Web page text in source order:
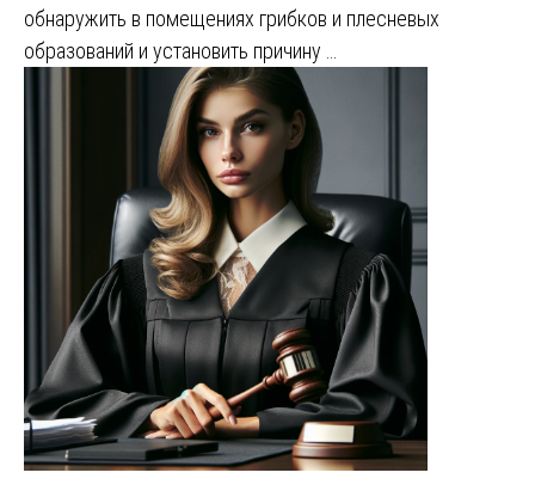
обнаружить в помещениях грибков и плесневых
образований и установить причину …